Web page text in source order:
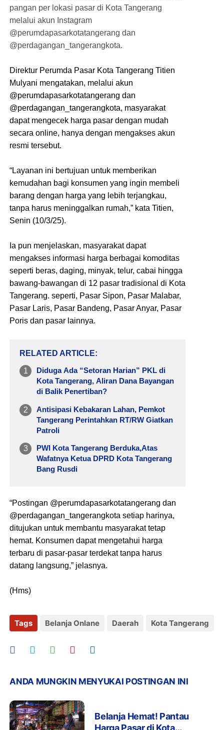
pangan per lokasi pasar di Kota Tangerang
melalui akun Instagram
@perumdapasarkotatangerang dan
@perdagangan_tangerangkota.
Direktur Perumda Pasar Kota Tangerang Titien
Mulyani mengatakan, melalui akun
@perumdapasarkotatangerang dan
@perdagangan_tangerangkota, masyarakat
dapat mengecek harga pasar dengan mudah
secara online, hanya dengan mengakses akun
resmi tersebut.
“Layanan ini bertujuan untuk memberikan
kemudahan bagi konsumen yang ingin membeli
barang dengan harga yang lebih terjangkau,
tanpa harus meninggalkan rumah,” kata Titien,
Senin (10/3/25).
Ia pun menjelaskan, masyarakat dapat
mengakses informasi harga berbagai komoditas
seperti beras, daging, minyak, telur, cabai hingga
bawang-bawangan di 12 pasar tradisional di Kota
Tangerang. seperti, Pasar Sipon, Pasar Malabar,
Pasar Laris, Pasar Bandeng, Pasar Anyar, Pasar
Poris dan pasar lainnya.
RELATED ARTICLE
Diduga Ada “Setoran Harian” PKL di
Kota Tangerang, Aliran Dana Bayangan
di Balik Penertiban?
Antisipasi Kebakaran Lahan, Pemkot
Tangerang Perintahkan RT/RW Giatkan
Patroli
PWI Kota Tangerang Berduka,Atas
Wafatnya Ketua DPRD Kota Tangerang
Bang Rusdi
“Postingan @perumdapasarkotatangerang dan
@perdagangan_tangerangkota setiap harinya,
ditujukan untuk membantu masyarakat tetap
hemat. Konsumen dapat mengetahui harga
terbaru di pasar-pasar terdekat tanpa harus
datang langsung,” jelasnya.
(Hms)
Tags Belanja Onlane Daerah Kota Tangerang
ANDA MUNGKIN MENYUKAI POSTINGAN INI
Belanja Hemat! Pantau
Harga Pasar di Kota